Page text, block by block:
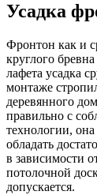
Усадка
Фронтон как и
круглого
лафета усадка
монтаже
деревянного
правильно с
технологии,
обладать
в зависимости
потолочной
допускается.